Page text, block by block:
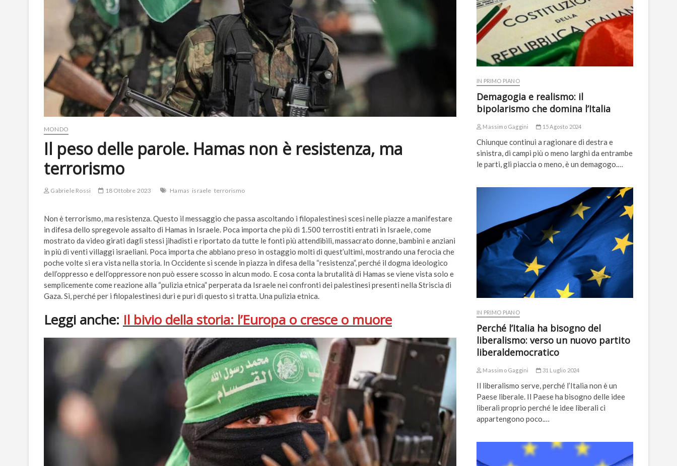
MONDO
Il peso delle parole. Hamas non è resistenza, ma
terrorismo
Gabriele Rossi 18 Ottobre 2023 Hamas israele terrorismo
Non è terrorismo, ma resistenza. Questo il messaggio che passa ascoltando i filopalestinesi scesi nelle piazze a manifestare
in difesa dello spregevole assalto di Hamas in Israele. Poca importa che più di 1.500 terrostiti entrati in Israele, come
mostrato da video girati dagli stessi jihadisti e riportato da tutte le fonti più attendibili, massacrato donne, bambini e anziani
in più di venti villaggi israeliani. Poca importa che abbiano preso in ostaggio molti di quest’ultimi, mostrando una ferocia che
poche volte si era vista nella storia. In Occidente si scende in piazza in difesa della “resistenza”, perché il dogma ideologico
dell’oppresso e dell’oppressore non può essere scosso in alcun modo. E cosa conta la brutalità di Hamas se viene vista solo e
semplicemente come reazione alla “pulizia etnica” perperata da Israele nei confronti dei palestinesi presenti nella Striscia di
Gaza. Sì, perché per i filopalestinesi duri e puri di questo si tratta. Una pulizia etnica.
Leggi anche: Il bivio della storia: l’Europa o cresce o muore
IN PRIMO PIANO
Demagogia e realismo: il
bipolarismo che domina l’Italia
Massimo Gaggini 15 Agosto 2024
Chiunque continui a ragionare di destra e
sinistra, di campi più o meno larghi da entrambe
le parti, gli piaccia o meno, è un demagogo.…
IN PRIMO PIANO
Perché l’Italia ha bisogno del
liberalismo: verso un nuovo partito
liberaldemocratico
Massimo Gaggini 31 Luglio 2024
Il liberalismo serve, perché l’Italia non è un
Paese liberale. Il Paese ha bisogno delle idee
liberali proprio perché le idee liberali ci
appartengono poco.…